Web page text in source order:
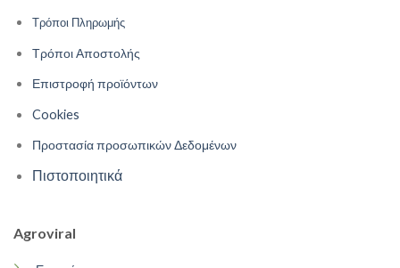
Τρόποι Πληρωμής
Τρόποι Αποστολής
Επιστροφή προϊόντων
Cookies
Προστασία προσωπικών Δεδομένων
Πιστοποιητικά
Agroviral